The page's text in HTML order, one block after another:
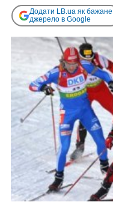
Додати LB.ua як бажане
джерело в Google